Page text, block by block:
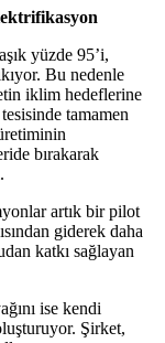
yüzde 95’i,
Bu nedenle
iklim hedeflerine
tamamen
bırakarak
artık bir pilot
giderek daha
katkı sağlayan
ise kendi
Şirket,